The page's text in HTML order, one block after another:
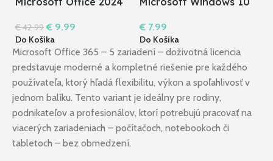
€42.99 € 9.99
Do Košíka
€ 7.99
Do Košíka
Microsoft Office 365 – 5 zariadení – doživotná licencia
predstavuje moderné a kompletné riešenie pre každého
používateľa, ktorý hľadá flexibilitu, výkon a spoľahlivosť v
jednom balíku. Tento variant je ideálny pre rodiny,
podnikateľov a profesionálov, ktorí potrebujú pracovať na
viacerých zariadeniach – počítačoch, notebookoch či
tabletoch – bez obmedzení.